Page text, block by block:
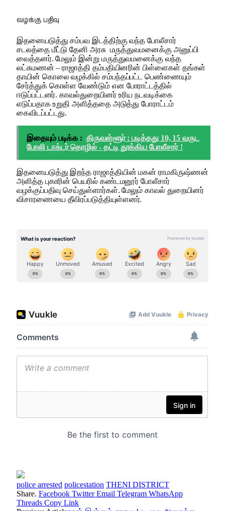
வழக்கு பதிவு
இதனையடுத்து சம்பவ இடத்திற்கு வந்த போலீசார்
சடலத்தை மீட்டு தேனி அரசு மருத்துவமனைக்கு அனுப்பி
வைத்தனர். மேலும் இன்று மருத்துவமனைக்கு வந்த
லட்சுமணன் – ராஜாத்தி தம்பதியினரின் பிள்ளைகள் தங்கள்
தாயின் கொலை வழக்கில் சம்பந்தப்பட்ட பெண்ணையும்
சேர்த்துக் கொள்ள வேண்டும் என போராட்டத்தில்
ஈடுப்பட்டனர். காவல்துறையினர் உரிய நடவடிக்கை
எடுப்பதாக உறுதி அளித்ததை அடுத்து போராட்டம்
கைவிடப்பட்டது.
இதையும் படிக்க : திருவள்ளூர் : படித்தது 10, 15 வருட
போலி டாக்டர் தொழில் - தட்டி தூக்கிய போலீசார் !
இதனையடுத்து இறந்த ராஜாத்தியின் மகன் ராமகிருஷ்ணன்
அளித்த புகாரின் பெயரில் கண்டமனூர் போலீசார்
வழக்குப்பதிவு செய்துள்ளார்கள். மேலும் காவல் துறையினர்
விசாரணையை தீவிரப்படுத்தியுள்ளனர்.
police arrested policestation THENI DISTRICT
Share. Facebook Twitter Email Telegram WhatsApp
Threads Copy Link